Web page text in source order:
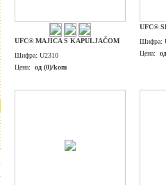
UFC® MAJICA S KAPULJAČOM
Шифра: U2310
Цена:
од (0)/kom
UFC®
Шифра:
Цена: